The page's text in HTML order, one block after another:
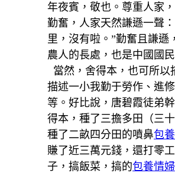
年夜賓，敬也。尊重人家
勤奮，人家天然謙遜一聲
里，沒有啦。”勤奮且謙遜
農人的長處，也是中國國
當然，舍得本，也可所以
描述一小我勤于勞作、進
等。好比說，唐碧霞徒弟
得本，種了三擔多田（三十
種了二畝四分田的噴鼻包
賺了近三萬元錢，還打零
子，搞飯菜，搞的包養情婦